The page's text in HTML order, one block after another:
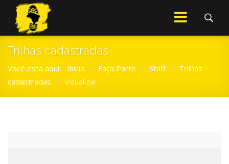
Trilhas cadastradas
Você está aqui: Início / Faça Parte / Staff / Trilhas
cadastradas / Visualizar